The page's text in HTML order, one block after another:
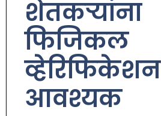
शेतकऱ्यांना
फिजिकल
आवश्यक